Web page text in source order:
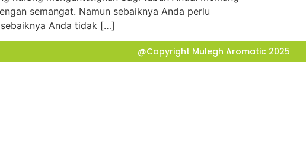
semangat. Namun sebaiknya Anda perlu
Anda tidak […]
@Copyright Mulegh Aromatic 2025